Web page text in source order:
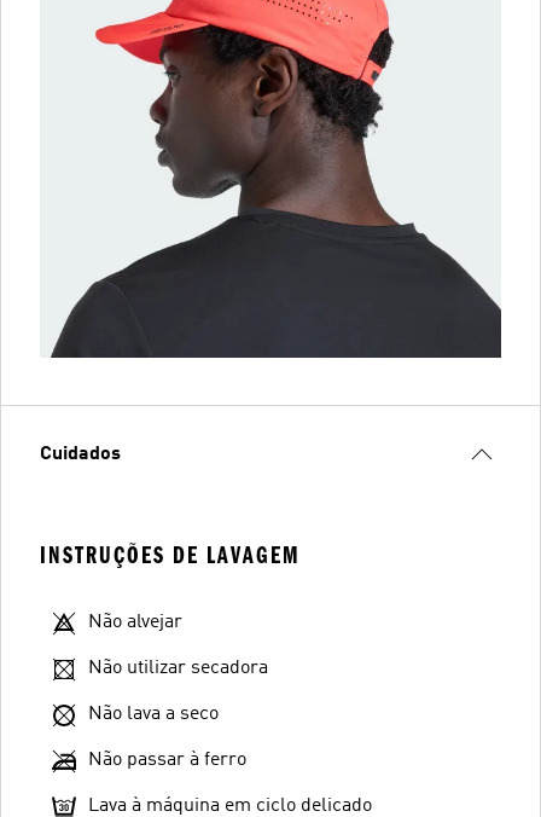
Cuidados
INSTRUÇÕES DE LAVAGEM
Não alvejar
Não utilizar secadora
Não lava a seco
Não passar à ferro
Lava à máquina em ciclo delicado